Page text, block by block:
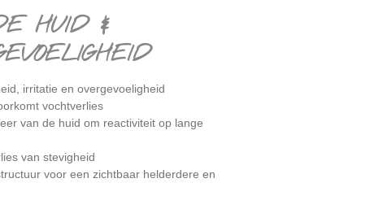
HUID &
irritatie en overgevoeligheid
vochtverlies
van de huid om reactiviteit op lange
van stevigheid
voor een zichtbaar helderdere en